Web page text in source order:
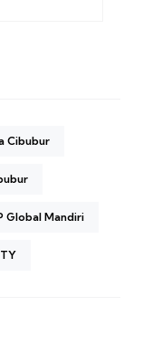
Cibubur
Global Mandiri